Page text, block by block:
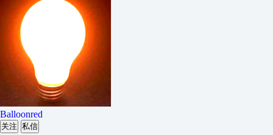
Balloonred
关注 私信